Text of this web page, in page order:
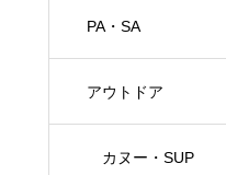
PA・SA
アウトドア
カヌー・SUP